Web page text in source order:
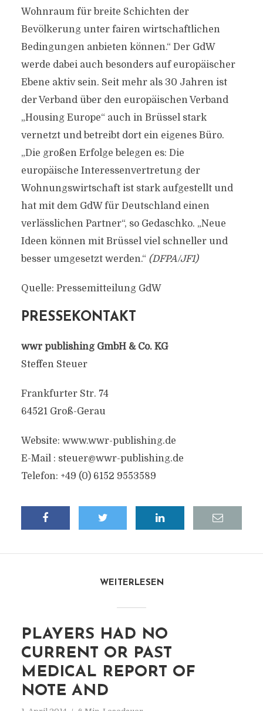
Wohnraum für breite Schichten der
Bevölkerung unter fairen wirtschaftlichen
Bedingungen anbieten können.“ Der GdW
werde dabei auch besonders auf europäischer
Ebene aktiv sein. Seit mehr als 30 Jahren ist
der Verband über den europäischen Verband
„Housing Europe“ auch in Brüssel stark
vernetzt und betreibt dort ein eigenes Büro.
„Die großen Erfolge belegen es: Die
europäische Interessenvertretung der
Wohnungswirtschaft ist stark aufgestellt und
hat mit dem GdW für Deutschland einen
verlässlichen Partner“, so Gedaschko. „Neue
Ideen können mit Brüssel viel schneller und
besser umgesetzt werden.“ (DFPA/JF1)
Quelle: Pressemitteilung GdW
PRESSEKONTAKT
wwr publishing GmbH & Co. KG
Steffen Steuer
Frankfurter Str. 74
64521 Groß-Gerau
Website: www.wwr-publishing.de
E-Mail : steuer@wwr-publishing.de
Telefon: +49 (0) 6152 9553589
WEITERLESEN
PLAYERS HAD NO
CURRENT OR PAST
MEDICAL REPORT OF
NOTE AND